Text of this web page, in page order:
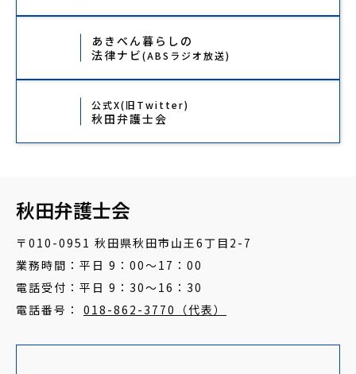
あきべん暮らしの
法律ナビ(ABSラジオ放送)
公式X(旧Twitter)
秋田弁護士会
秋田弁護士会
〒010-0951 秋田県秋田市山王6丁目2-7
業務時間：平日 9：00～17：00
電話受付：平日 9：30～16：30
電話番号： 018-862-3770（代表）